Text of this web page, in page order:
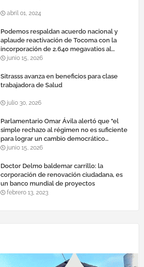
abril 01, 2024
Podemos respaldan acuerdo nacional y
aplaude reactivación de Tocoma con la
incorporación de 2.640 megavatios al
sistema eléctrico nacional
junio 15, 2026
Sitrasss avanza en beneficios para clase
trabajadora de Salud
julio 30, 2026
Parlamentario Omar Ávila alertó que "el
simple rechazo al régimen no es suficiente
para lograr un cambio democrático
efectivo"
junio 15, 2026
Doctor Delmo baldemar carrillo: la
corporación de renovación ciudadana, es
un banco mundial de proyectos
febrero 13, 2023